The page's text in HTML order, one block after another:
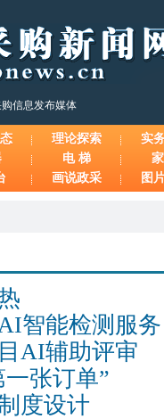
信息发布媒体
理论探索
实
电 梯
画说政采 图
智能检测服务
AI辅助评审
张订单”
度设计